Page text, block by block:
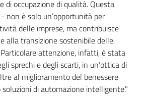
di occupazione di qualità. Questa
non è solo un’opportunità per
delle imprese, ma contribuisce
alla transizione sostenibile delle
attenzione, infatti, è stata
sprechi e degli scarti, in un’ottica di
al miglioramento del benessere
di automazione intelligente."